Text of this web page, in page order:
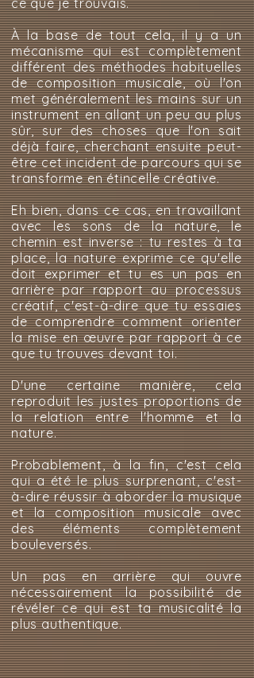
ce que je trouvais.
À la base de tout cela, il y a un
mécanisme qui est complètement
différent des méthodes habituelles
de composition musicale, où l'on
met généralement les mains sur un
instrument en allant un peu au plus
sûr, sur des choses que l'on sait
déjà faire, cherchant ensuite peut-
être cet incident de parcours qui se
transforme en étincelle créative.
Eh bien, dans ce cas, en travaillant
avec les sons de la nature, le
chemin est inverse : tu restes à ta
place, la nature exprime ce qu'elle
doit exprimer et tu es un pas en
arrière par rapport au processus
créatif, c'est-à-dire que tu essaies
de comprendre comment orienter
la mise en œuvre par rapport à ce
que tu trouves devant toi.
D'une certaine manière, cela
reproduit les justes proportions de
la relation entre l'homme et la
nature.
Probablement, à la fin, c'est cela
qui a été le plus surprenant, c'est-
à-dire réussir à aborder la musique
et la composition musicale avec
des éléments complètement
bouleversés.
Un pas en arrière qui ouvre
nécessairement la possibilité de
révéler ce qui est ta musicalité la
plus authentique.